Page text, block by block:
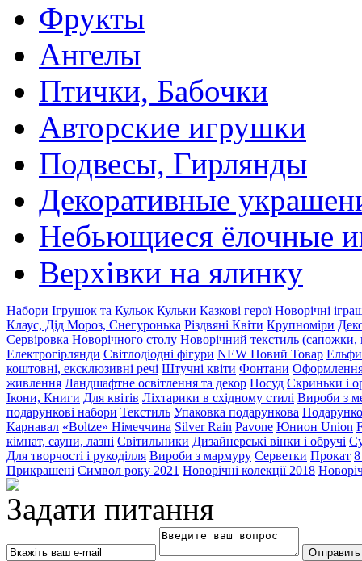
Фрукты
Ангелы
Птички, Бабочки
Авторские игрушки
Подвесы, Гирлянды
Декоративные
Небьющиеся ёлочные
Верхівки на ялинку
Набори Ігрушок та Кульок Кульки Казкові герої Новорічні
Клаус, Дід Мороз, Снегуронька Різдвяні Квіти Крупноміри
Сервіровка Новорічного столу Новорічний текстиль (сапожки,
Електрогірлянди Світлодіодні фігури NEW Новий Товар
коштовні, ексклюзивні речі Штучні квіти Фонтани Оформлення
живлення Ландшафтне освітлення та декор Посуд Скриньки і
Ікони, Книги Для квітів Ліхтарики в східному стилі Вироби з
подарункові набори Текстиль Упаковка подарункова
Карнавал «Boltze» Німеччина Silver Rain Pavone Юнион Union
кімнат, сауни, лазні Світильники Дизайнерські вінки і обручі
Для творчості і рукоділля Вироби з мармуру Серветки Прокат
Прикрашені Символ року 2021 Новорічні колекції 2018
Задати питання